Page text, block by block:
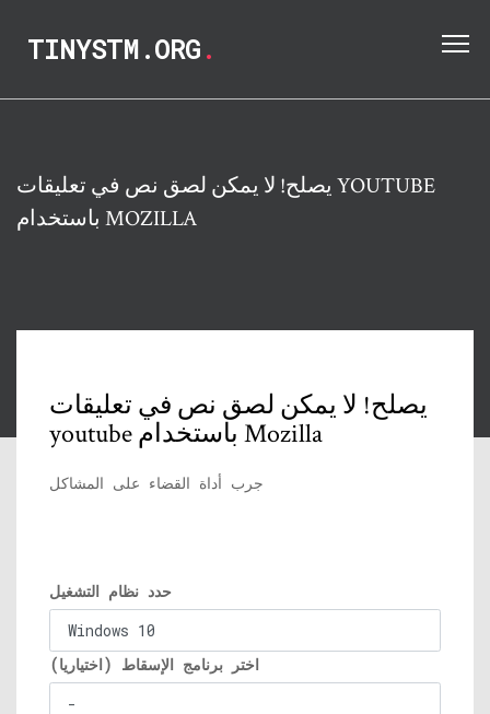
TINYSTM.ORG.
يصلح! لا يمكن لصق نص في تعليقات YOUTUBE
باستخدام MOZILLA
يصلح! لا يمكن لصق نص في تعليقات
youtube باستخدام Mozilla
جرب أداة القضاء على المشاكل
حدد نظام التشغيل
اختر برنامج الإسقاط (اختياريا)